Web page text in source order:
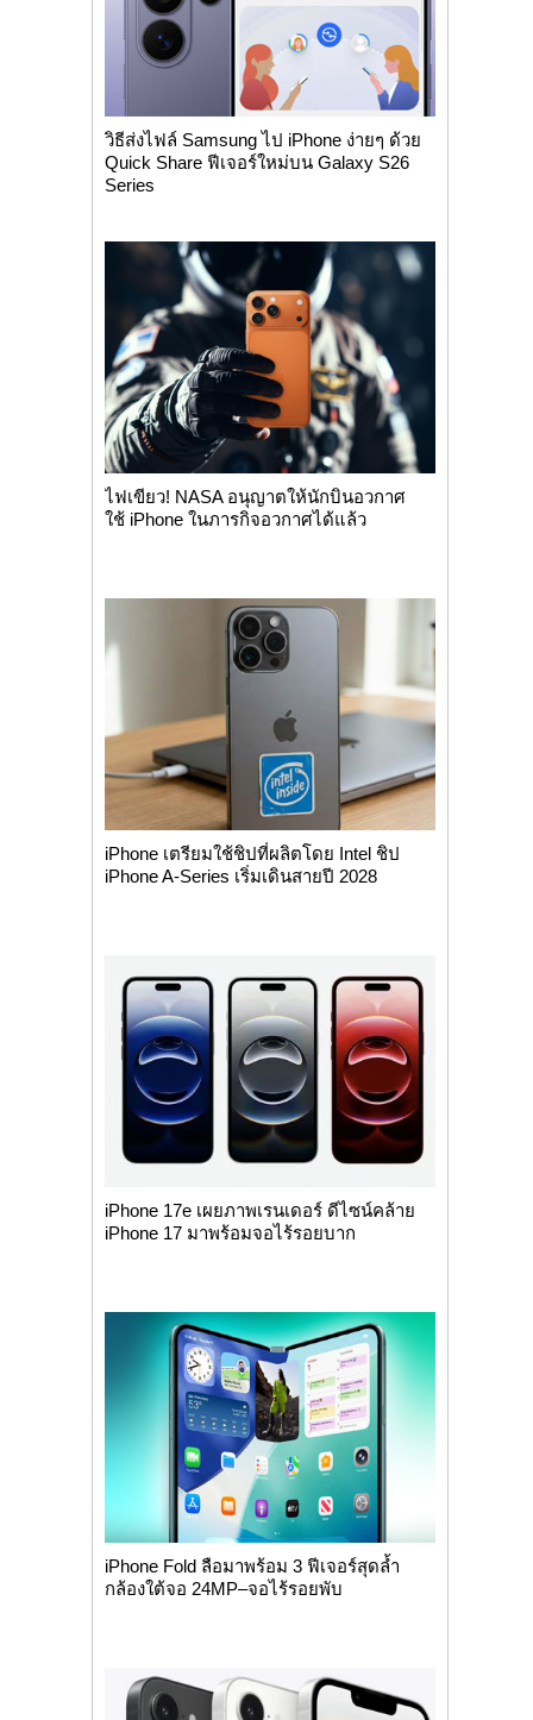
วิธีส่งไฟล์ Samsung ไป iPhone ง่ายๆ ด้วย
Quick Share ฟีเจอร์ใหม่บน Galaxy S26
Series
ไฟเขียว! NASA อนุญาตให้นักบินอวกาศ
ใช้ iPhone ในภารกิจอวกาศได้แล้ว
iPhone เตรียมใช้ชิปที่ผลิตโดย Intel ชิป
iPhone A-Series เริ่มเดินสายปี 2028
iPhone 17e เผยภาพเรนเดอร์ ดีไซน์คล้าย
iPhone 17 มาพร้อมจอไร้รอยบาก
iPhone Fold ลือมาพร้อม 3 ฟีเจอร์สุดล้ำ
กล้องใต้จอ 24MP–จอไร้รอยพับ